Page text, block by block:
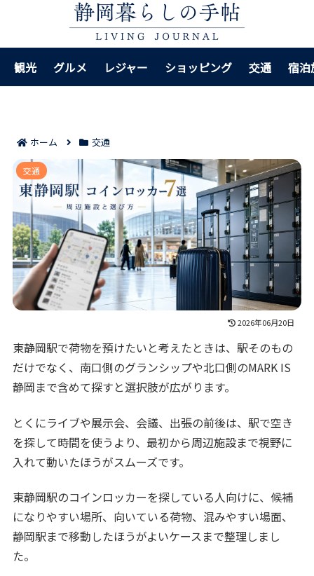
観光 グルメ レジャー ショッピング 交通 宿泊
ホーム 交通
東静岡駅のコインロッカー候補7選｜周辺施設と選び方
まで迷わない！
交通
2026年06月20日
東静岡駅で荷物を預けたいと考えたときは、駅そのもの
だけでなく、南口側のグランシップや北口側のMARK IS
静岡まで含めて探すと選択肢が広がります。
とくにライブや展示会、会議、出張の前後は、駅で空き
を探して時間を使うより、最初から周辺施設まで視野に
入れて動いたほうがスムーズです。
東静岡駅のコインロッカーを探している人向けに、候補
になりやすい場所、向いている荷物、混みやすい場面、
静岡駅まで移動したほうがよいケースまで整理しまし
た。